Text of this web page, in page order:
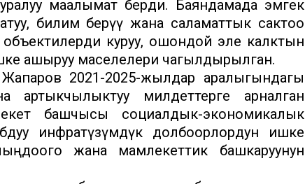
маалымат берди. Баяндамада эмгек
билим берүү жана саламаттык сактоо
куруу, ошондой эле калктын
ашыруу маселелери чагылдырылган.
2021-2025-жылдар аралыгындагы
артыкчылыктуу милдеттерге арналган
башчысы социалдык-экономикалык
инфратүзүмдүк долбоорлордун ишке
жана мамлекеттик башкаруунун